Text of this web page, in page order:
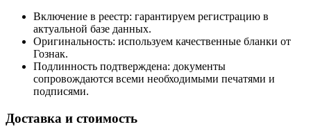
Включение в реестр: гарантируем регистрацию в
актуальной базе данных.
Оригинальность: используем качественные бланки от
Гознак.
Подлинность подтверждена: документы
сопровождаются всеми необходимыми печатями и
подписями.
Доставка и стоимость